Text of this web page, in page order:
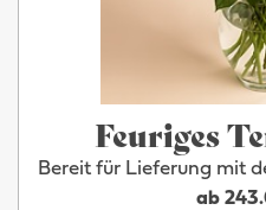
Feuriges
Bereit für Lieferung mit
ab